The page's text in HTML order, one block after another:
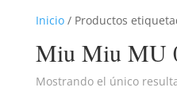
Inicio/ Productos
Miu Miu MU
Mostrando el único